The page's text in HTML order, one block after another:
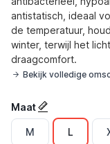
antistatisch, ideaal
de temperatuur,
winter, terwijl het
draagcomfort.
Bekijk volledige
Maat
M L